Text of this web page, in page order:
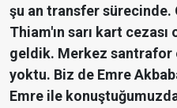
şu an transfer sürecinde.
Thiam'ın sarı kart
geldik. Merkez santrafor
yoktu. Biz de Emre
Emre ile